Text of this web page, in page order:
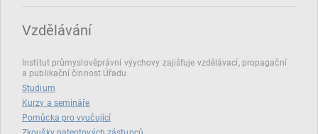
Vzdělávání
Institut průmyslověprávní výychovy zajišťuje vzdělávací, propagační
a publikační činnost Úřadu
Studium
Kurzy a semináře
Pomůcka pro vyučující